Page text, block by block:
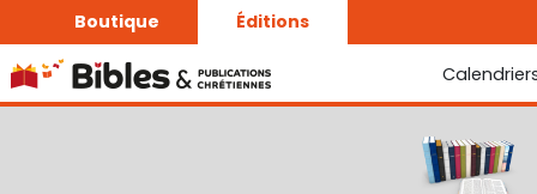
Boutique Éditions
La Bonne Semence
Le Seigneur est proche